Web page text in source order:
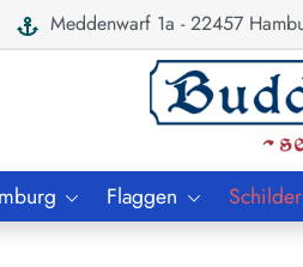
Meddenwarf 1a - 22457
Flaggen Schilder